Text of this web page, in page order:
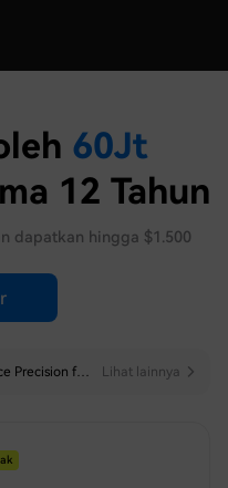
60Jt
12 Tahun
dapatkan hingga $1.500
HTX to Remove Some Trading Pairs for Futures Trading Bots Lihat lainnya
HTX to Adjust Minimum Price Precision for Select USDT-Margined Perpetual Futures Lihat lainnya